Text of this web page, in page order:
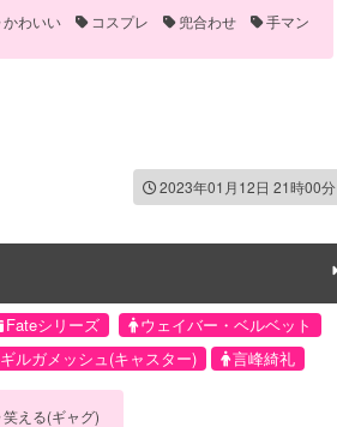
かわいい コスプレ 兜合わせ 手マン
2023年01月12日 21時00分
Fateシリーズ
ウェイバー・ベルベット
ギルガメッシュ(キャスター)
言峰綺礼
笑える(ギャグ)